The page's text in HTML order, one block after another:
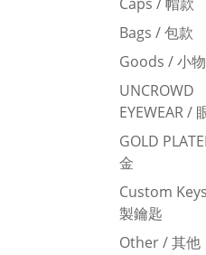
Bags / 包款
Goods / 小物
UNCROWD
EYEWEAR /
GOLD
金
Custom
製鑰匙
Other / 其他